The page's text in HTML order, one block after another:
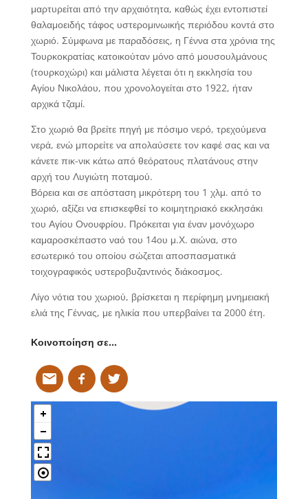
μαρτυρείται από την αρχαιότητα, καθώς έχει εντοπιστεί
θαλαμοειδής τάφος υστερομινωικής περιόδου κοντά στο
χωριό. Σύμφωνα με παραδόσεις, η Γέννα στα χρόνια της
Τουρκοκρατίας κατοικούταν μόνο από μουσουλμάνους
(τουρκοχώρι) και μάλιστα λέγεται ότι η εκκλησία του
Αγίου Νικολάου, που χρονολογείται στο 1922, ήταν
αρχικά τζαμί.
Στο χωριό θα βρείτε πηγή με πόσιμο νερό, τρεχούμενα
νερά, ενώ μπορείτε να απολαύσετε τον καφέ σας και να
κάνετε πικ-νικ κάτω από θεόρατους πλατάνους στην
αρχή του Λυγιώτη ποταμού.
Βόρεια και σε απόσταση μικρότερη του 1 χλμ. από το
χωριό, αξίζει να επισκεφθεί το κοιμητηριακό εκκλησάκι
του Αγίου Ονουφρίου. Πρόκειται για έναν μονόχωρο
καμαροσκέπαστο ναό του 14ου μ.Χ. αιώνα, στο
εσωτερικό του οποίου σώζεται αποσπασματικά
τοιχογραφικός υστεροβυζαντινός διάκοσμος.
Λίγο νότια του χωριού, βρίσκεται η περίφημη μνημειακή
ελιά της Γέννας, με ηλικία που υπερβαίνει τα 2000 έτη.
Κοινοποίηση σε…